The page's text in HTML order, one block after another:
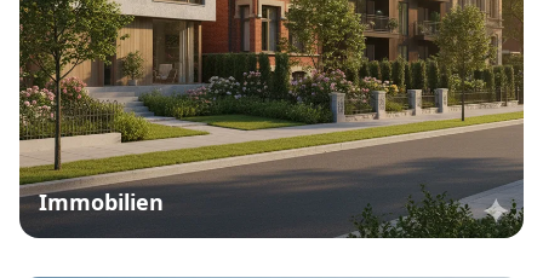
Immobilien